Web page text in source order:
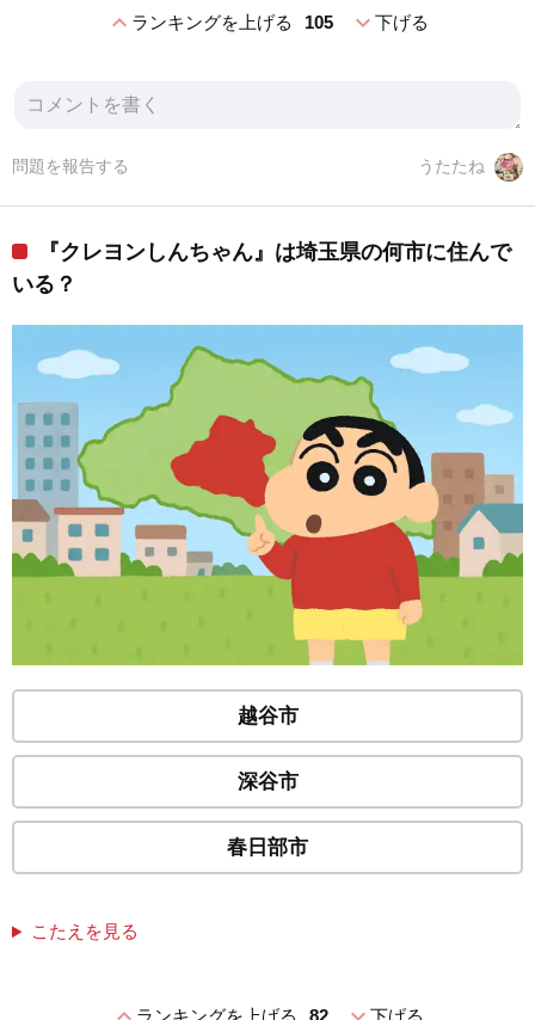
expand_lessランキングを上げる 105 expand_more下げる
うたたね
問題を報告する
『クレヨンしんちゃん』は埼玉県の何市に住んで
いる？
越谷市
深谷市
春日部市
こたえを見る